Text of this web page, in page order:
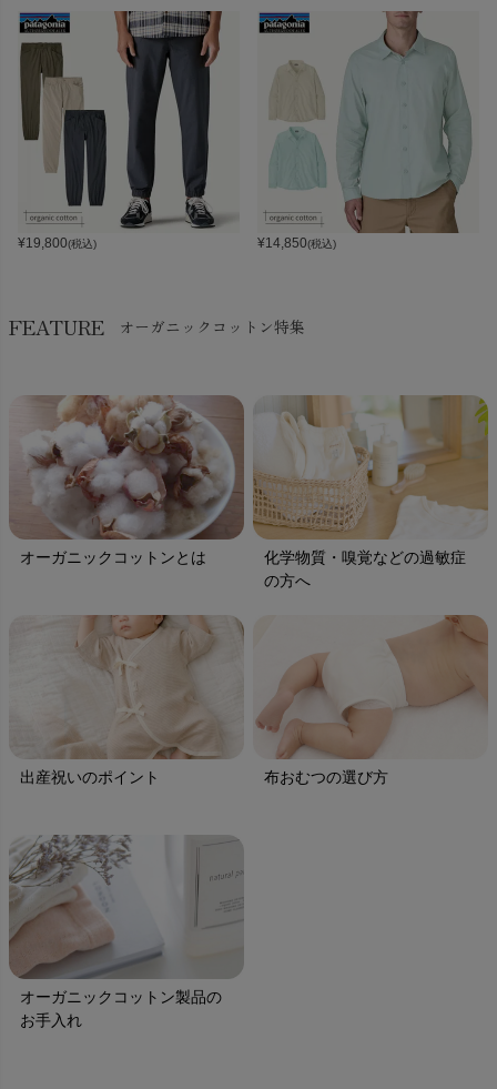
¥19,800(税込) ¥14,850(税込)
FEATURE オーガニックコットン特集
オーガニックコットンとは
化学物質・嗅覚などの過敏症
の方へ
出産祝いのポイント 布おむつの選び方
オーガニックコットン製品の
お手入れ